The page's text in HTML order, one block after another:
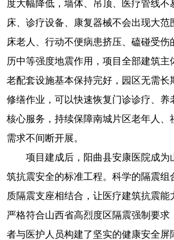
度大幅降低，墙体、吊顶、医疗管线不
床、诊疗设备、康复器械不会出现大范
床老人、行动不便病患挤压、磕碰受伤
历中等强度地震作用，项目全部建筑主
老配套设施基本保持完好，园区无需长
修缮作业，可以快速恢复门诊诊疗、养
核心服务，持续保障南城片区老年人、
需求不间断开展。
项目建成后，阳曲县安康医院成为
筑抗震安全的标准工程。科学的隔震组
质隔震支座相结合，让医疗建筑抗震能
严格符合山西省高烈度区隔震强制要求
者与医护人员构建了坚实的健康安全屏